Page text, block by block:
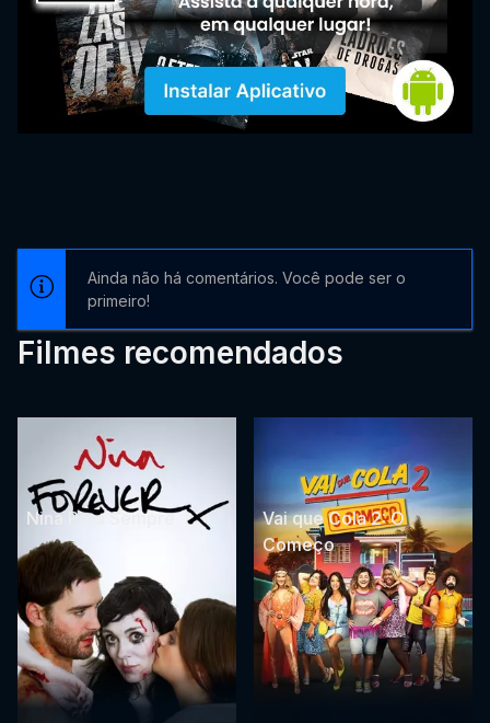
Ainda não há comentários. Você pode ser o
primeiro!
Filmes recomendados
Nina Para Sempre
Vai que Cola 2: O
Começo